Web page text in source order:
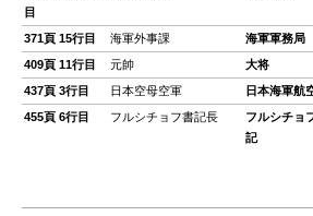
目
371頁 15行目 海軍外事課
海軍軍務局
409頁 11行目
元帥
大将
437頁 3行目
日本空母空軍
日本海軍航
455頁 6行目
フルシチョフ書記長
フルシチョ
記